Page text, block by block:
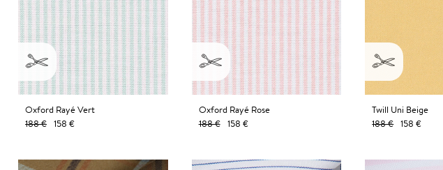
Oxford Rayé Vert
188 € 158 €
Oxford Rayé Rose
188 €
158 €
Twill Uni Beige
188 € 158 €